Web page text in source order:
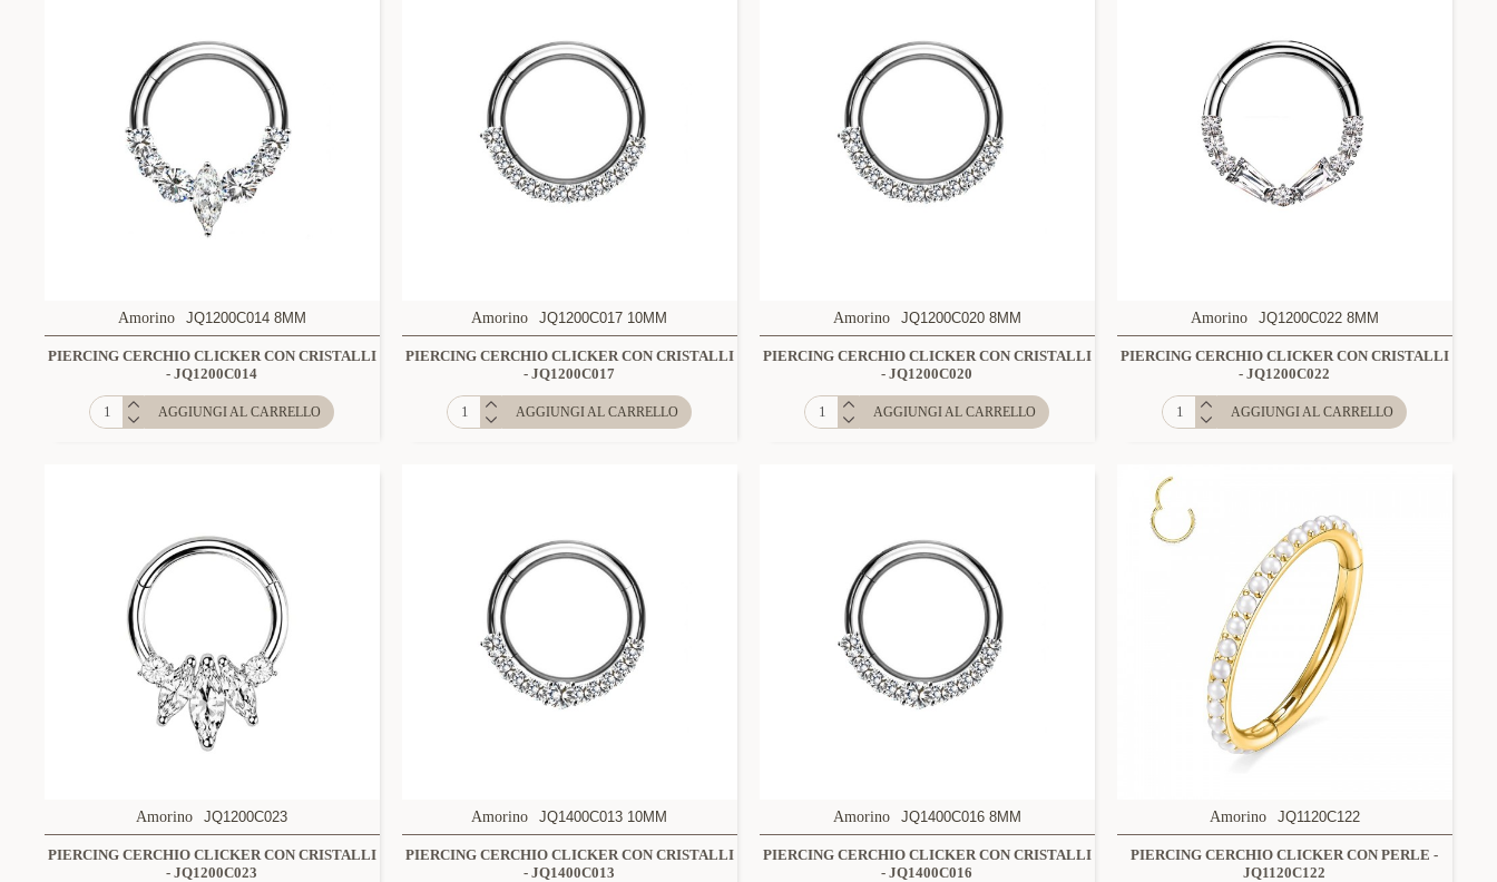
Amorino JQ1200C014 8MM
PIERCING CERCHIO CLICKER CON CRISTALLI
- JQ1200C014
AGGIUNGI AL CARRELLO
Amorino JQ1200C017 10MM
PIERCING CERCHIO CLICKER CON CRISTALLI
- JQ1200C017
AGGIUNGI AL CARRELLO
Amorino JQ1200C020 8MM
PIERCING CERCHIO CLICKER CON CRISTALLI
- JQ1200C020
AGGIUNGI AL CARRELLO
Amorino JQ1200C022 8MM
PIERCING CERCHIO CLICKER CON CRISTALLI
- JQ1200C022
AGGIUNGI AL CARRELLO
Amorino JQ1200C023
PIERCING CERCHIO CLICKER CON CRISTALLI
- JQ1200C023
Amorino JQ1400C013 10MM
PIERCING CERCHIO CLICKER CON CRISTALLI
- JQ1400C013
Amorino JQ1400C016 8MM
PIERCING CERCHIO CLICKER CON CRISTALLI
- JQ1400C016
Amorino JQ1120C122
PIERCING CERCHIO CLICKER CON PERLE -
JQ1120C122